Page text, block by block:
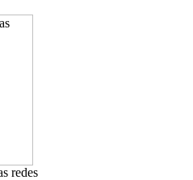
redes